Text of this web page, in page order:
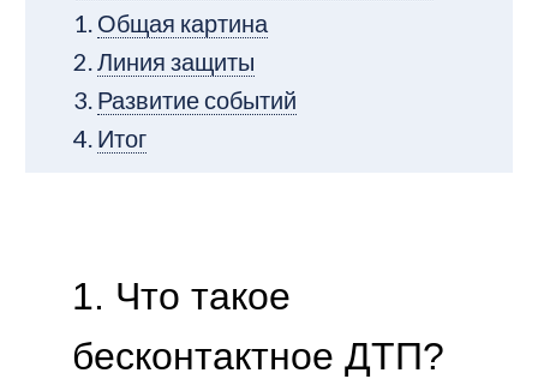
Общая картина
Линия защиты
Развитие событий
Итог
1. Что такое
бесконтактное ДТП?